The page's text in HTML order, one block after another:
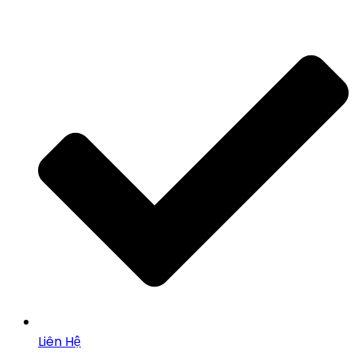
Liên Hệ